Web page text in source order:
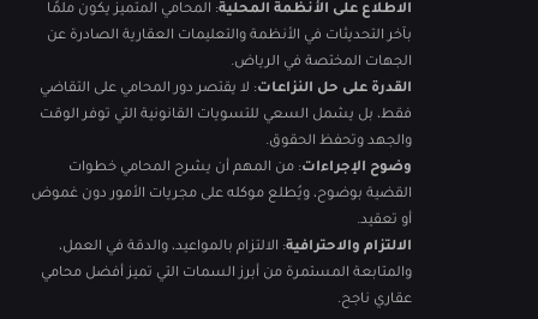
الاطلاع على الأنظمة المحلية: المحامي المتميز يكون ملمًا
بآخر التحديثات في الأنظمة والتعليمات العقارية الصادرة عن
الجهات المختصة في الرياض.
القدرة على حل النزاعات: لا يقتصر دور المحامي على التقاضي
فقط، بل يشمل السعي للتسويات القانونية التي توفر الوقت
والجهد وتحفظ الحقوق.
وضوح الإجراءات: من المهم أن يشرح المحامي خطوات
القضية بوضوح، ويُطلع موكله على مجريات الأمور دون غموض
أو تعقيد.
الالتزام والاحترافية: الالتزام بالمواعيد، والدقة في العمل،
والمتابعة المستمرة من أبرز السمات التي تميز أفضل محامي
عقاري ناجح.